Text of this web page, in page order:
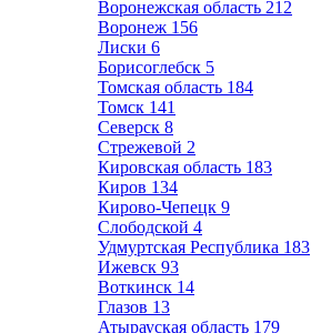
Воронежская область 212
Воронеж 156
Лиски 6
Борисоглебск 5
Томская область 184
Томск 141
Северск 8
Стрежевой 2
Кировская область 183
Киров 134
Кирово-Чепецк 9
Слободской 4
Удмуртская Республика 183
Ижевск 93
Воткинск 14
Глазов 13
Атырауская область 179